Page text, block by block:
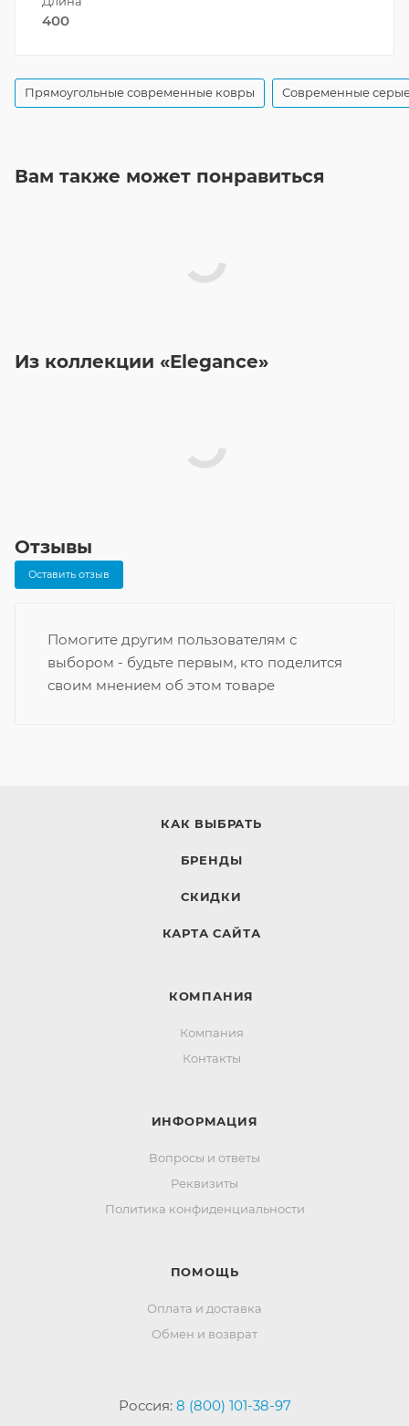
400
Прямоугольные современные ковры Современные
Вам также может понравиться
Из коллекции «Elegance»
Отзывы
Оставить отзыв
Помогите другим пользователям с
выбором - будьте первым, кто поделится
своим мнением об этом товаре
КАК ВЫБРАТЬ
БРЕНДЫ
СКИДКИ
КАРТА САЙТА
КОМПАНИЯ
Компания
Контакты
ИНФОРМАЦИЯ
Вопросы и ответы
Реквизиты
Политика конфиденциальности
ПОМОЩЬ
Оплата и доставка
Обмен и возврат
Россия: 8 (800) 101-38-97